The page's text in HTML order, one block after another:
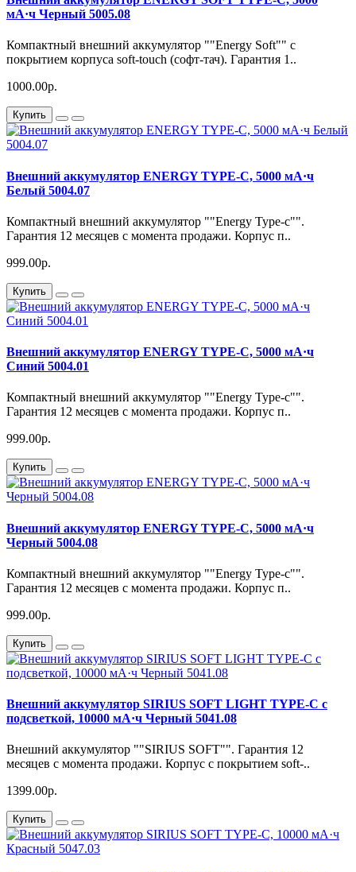
мА·ч Черный 5005.08
Компактный внешний аккумулятор ""Energy Soft"" с
покрытием корпуса soft-touch (софт-тач). Гарантия 1..
1000.00р.
Купить
Внешний аккумулятор ENERGY TYPE-C, 5000 мА·ч
Белый 5004.07
Компактный внешний аккумулятор ""Energy Type-c"".
Гарантия 12 месяцев с момента продажи. Корпус п..
999.00р.
Купить
Внешний аккумулятор ENERGY TYPE-C, 5000 мА·ч
Синий 5004.01
Компактный внешний аккумулятор ""Energy Type-c"".
Гарантия 12 месяцев с момента продажи. Корпус п..
999.00р.
Купить
Внешний аккумулятор ENERGY TYPE-C, 5000 мА·ч
Черный 5004.08
Компактный внешний аккумулятор ""Energy Type-c"".
Гарантия 12 месяцев с момента продажи. Корпус п..
999.00р.
Купить
Внешний аккумулятор SIRIUS SOFT LIGHT TYPE-C с
подсветкой, 10000 мА·ч Черный 5041.08
Внешний аккумулятор ""SIRIUS SOFT"". Гарантия 12
месяцев с момента продажи. Корпус с покрытием soft-..
1399.00р.
Купить